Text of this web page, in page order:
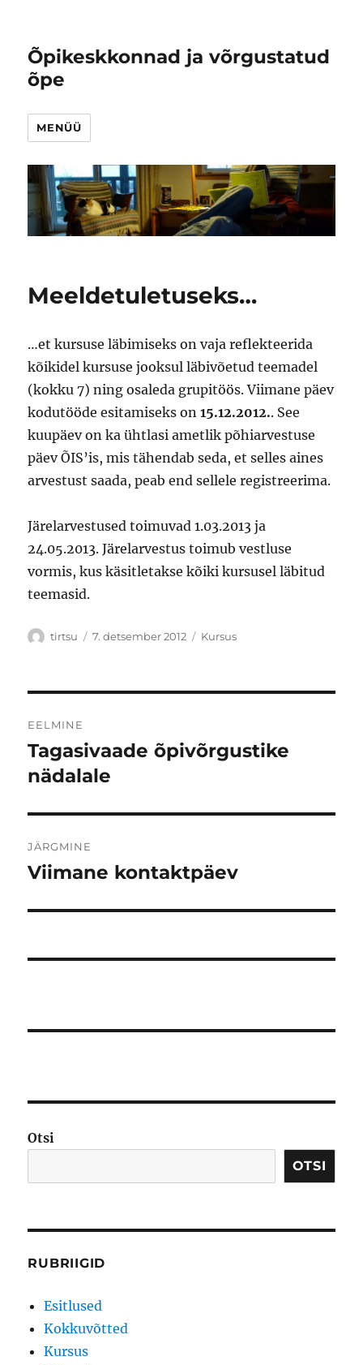
Õpikeskkonnad ja võrgustatud
õpe
MENÜÜ
Meeldetuletuseks…
…et kursuse läbimiseks on vaja reflekteerida
kõikidel kursuse jooksul läbivõetud teemadel
(kokku 7) ning osaleda grupitöös. Viimane päev
kodutööde esitamiseks on15.12.2012.. See
kuupäev on ka ühtlasi ametlik põhiarvestuse
päev ÕIS’is, mis tähendab seda, et selles aines
arvestust saada, peab end sellele registreerima.
Järelarvestused toimuvad 1.03.2013 ja
24.05.2013. Järelarvestus toimub vestluse
vormis, kus käsitletakse kõiki kursusel läbitud
teemasid.
Autor
tirtsu Postitatud
7. detsember 2012 Rubriigid
Kursus
EELMINE
Eelmine
postitus:
Tagasivaade õpivõrgustike
nädalale
JÄRGMINE
Järgmine
Viimane kontaktpäev
Otsi
OTSI
RUBRIIGID
Esitlused
Kokkuvõtted
Kursus